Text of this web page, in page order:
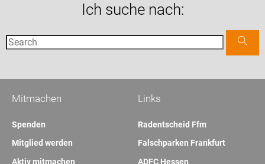
Ich suche nach:
Links
Radentscheid Ffm
Falschparken Frankfurt
ADFC Hessen
Mitmachen
Spenden
Mitglied werden
Aktiv mitmachen